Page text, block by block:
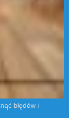
błędów i